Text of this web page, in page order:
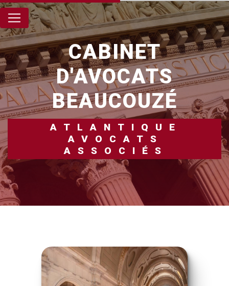
CABINET
D'AVOCATS
BEAUCOUZÉ
ATLANTIQUE
AVOCATS
ASSOCIÉS
Panneau de gestion des cookies